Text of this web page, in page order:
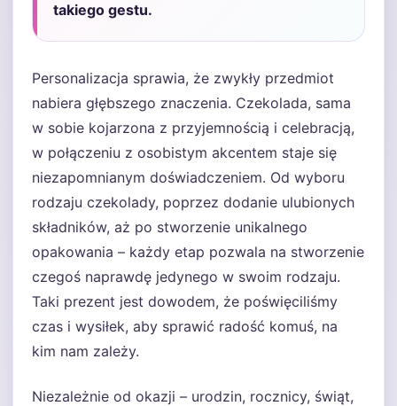
takiego gestu.
Personalizacja sprawia, że zwykły przedmiot
nabiera głębszego znaczenia. Czekolada, sama
w sobie kojarzona z przyjemnością i celebracją,
w połączeniu z osobistym akcentem staje się
niezapomnianym doświadczeniem. Od wyboru
rodzaju czekolady, poprzez dodanie ulubionych
składników, aż po stworzenie unikalnego
opakowania – każdy etap pozwala na stworzenie
czegoś naprawdę jedynego w swoim rodzaju.
Taki prezent jest dowodem, że poświęciliśmy
czas i wysiłek, aby sprawić radość komuś, na
kim nam zależy.
Niezależnie od okazji – urodzin, rocznicy, świąt,